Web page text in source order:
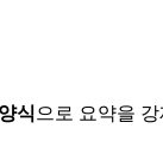
식 으로 요약을